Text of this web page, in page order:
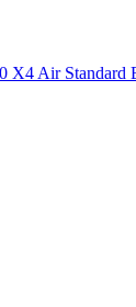
X4 Air Standard